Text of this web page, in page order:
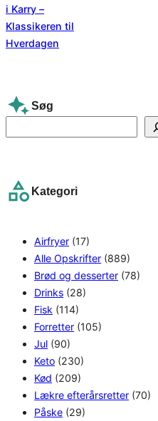
Søg
e
c
Kategori
Airfryer (17)
Alle Opskrifter (889)
Brød og desserter (78)
Drinks (28)
Fisk (114)
Forretter (105)
Jul (90)
Keto (230)
Kød (209)
Lækre efterårsretter (70)
Påske (29)